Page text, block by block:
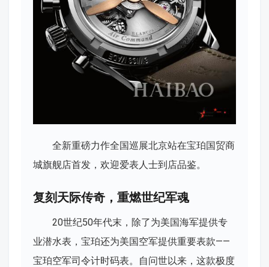
全新重磅力作全国巡展北京站在宝珀国贸商
城旗舰店首发，欢迎爱表人士到店品鉴。
复刻天际传奇，重燃世纪军魂
20世纪50年代末，除了为美国海军提供专
业潜水表，宝珀还为美国空军提供重要表款——
宝珀空军司令计时码表。自问世以来，这款极度